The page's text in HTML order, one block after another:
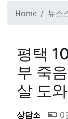
Home 뉴스
평택
부 죽
살 도와
상담소 0